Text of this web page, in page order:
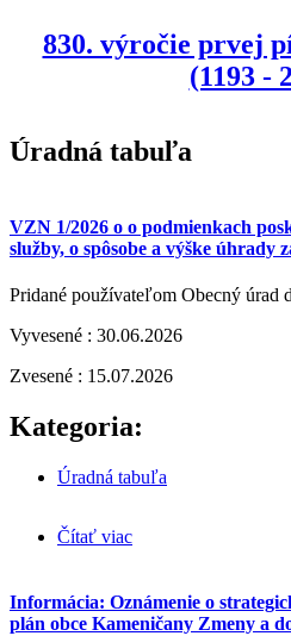
830. výročie prvej
(1193 -
Úradná tabuľa
VZN 1/2026 o o podmienkach
služby, o spôsobe a výške úhrady
Pridané používateľom Obecný úrad
Vyvesené : 30.06.2026
Zvesené : 15.07.2026
Kategoria:
Úradná tabuľa
Čítať viac
Informácia: Oznámenie o
plán obce Kameničany Zmeny a